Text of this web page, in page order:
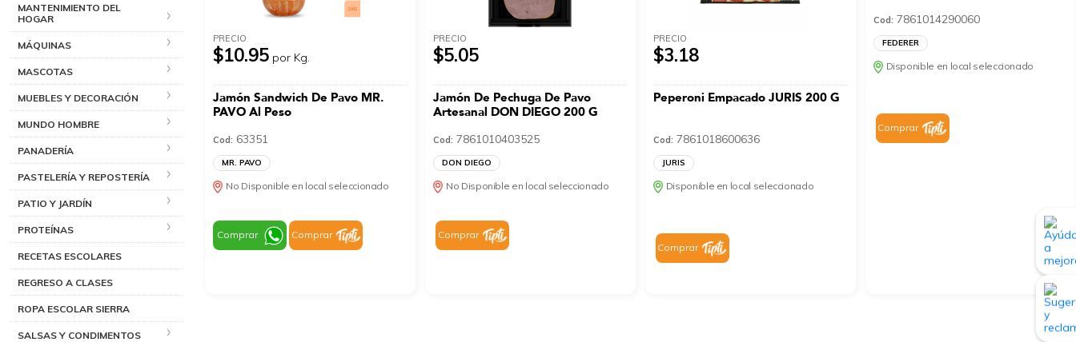
MANTENIMIENTO DEL
HOGAR
MÁQUINAS
MASCOTAS
MUEBLES Y DECORACIÓN
MUNDO HOMBRE
PANADERÍA
PASTELERÍA Y REPOSTERÍA
PATIO Y JARDÍN
PROTEÍNAS
RECETAS ESCOLARES
REGRESO A CLASES
ROPA ESCOLAR SIERRA
SALSAS Y CONDIMENTOS
PRECIO
$10.95 por Kg.
Jamón Sandwich De Pavo MR.
PAVO Al Peso
Cod: 63351
MR. PAVO
No Disponible en local seleccionado
Comprar Comprar
PRECIO
$5.05
Jamón De Pechuga De Pavo
Artesanal DON DIEGO 200 G
Cod: 7861010403525
DON DIEGO
No Disponible en local seleccionado
Comprar
PRECIO
$3.18
Peperoni Empacado JURIS 200 G
Cod: 7861018600636
JURIS
Disponible en local seleccionado
Comprar
Cod: 7861014290060
FEDERER
Disponible en local seleccionado
Comprar